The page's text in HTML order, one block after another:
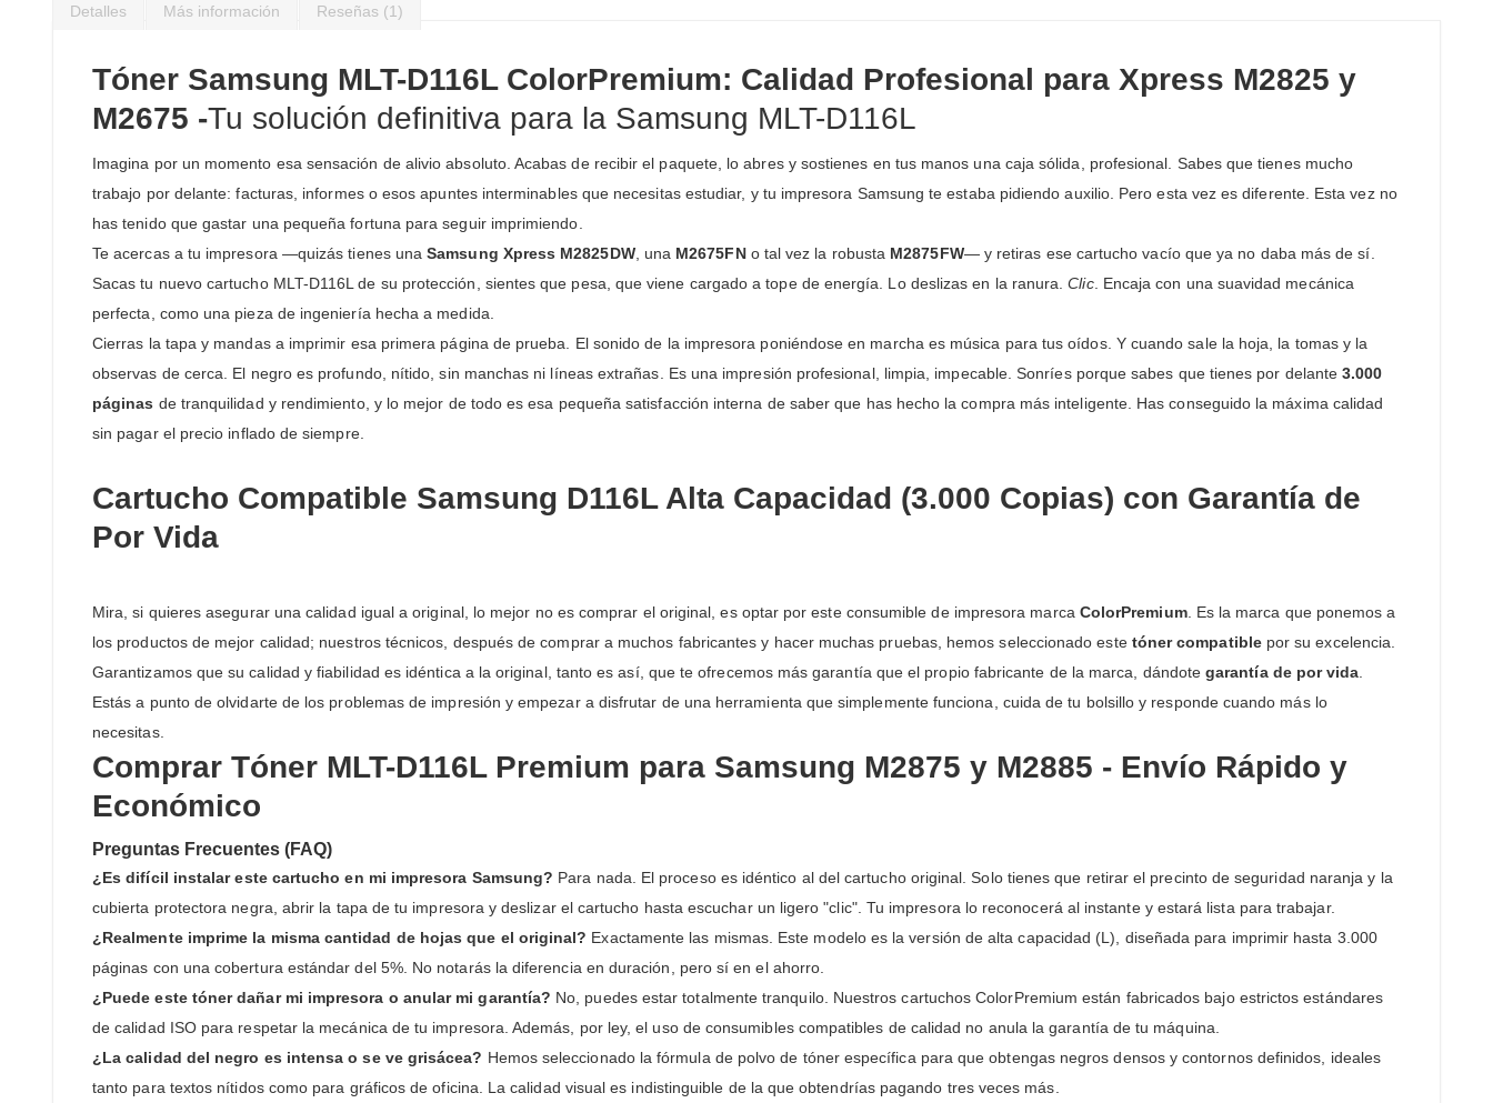
comienzo
imágenes
Detalles
Tóner Samsung MLT-D116L ColorPremium: Calidad Profesional para Xpress M2825 y
M2675 -Tu solución definitiva para la Samsung MLT-D116L
Imagina por un momento esa sensación de alivio absoluto. Acabas de recibir el paquete, lo abres y sostienes en tus manos una caja sólida, profesional. Sabes que tienes mucho
trabajo por delante: facturas, informes o esos apuntes interminables que necesitas estudiar, y tu impresora Samsung te estaba pidiendo auxilio. Pero esta vez es diferente. Esta vez no
has tenido que gastar una pequeña fortuna para seguir imprimiendo.
Te acercas a tu impresora —quizás tienes unaSamsung Xpress M2825DW, una M2675FNo tal vez la robusta M2875FW— y retiras ese cartucho vacío que ya no daba más de sí.
Sacas tu nuevo cartucho MLT-D116L de su protección, sientes que pesa, que viene cargado a tope de energía. Lo deslizas en la ranura.Clic. Encaja con una suavidad mecánica
perfecta, como una pieza de ingeniería hecha a medida.
Cierras la tapa y mandas a imprimir esa primera página de prueba. El sonido de la impresora poniéndose en marcha es música para tus oídos. Y cuando sale la hoja, la tomas y la
observas de cerca. El negro es profundo, nítido, sin manchas ni líneas extrañas. Es una impresión profesional, limpia, impecable. Sonríes porque sabes que tienes por delante3.000
páginas de tranquilidad y rendimiento, y lo mejor de todo es esa pequeña satisfacción interna de saber que has hecho la compra más inteligente. Has conseguido la máxima calidad
sin pagar el precio inflado de siempre.
Cartucho Compatible Samsung D116L Alta Capacidad (3.000 Copias) con Garantía de
Por Vida
Mira, si quieres asegurar una calidad igual a original, lo mejor no es comprar el original, es optar por este consumible de impresora marca ColorPremium. Es la marca que ponemos a
los productos de mejor calidad; nuestros técnicos, después de comprar a muchos fabricantes y hacer muchas pruebas, hemos seleccionado este tóner compatiblepor su excelencia.
Garantizamos que su calidad y fiabilidad es idéntica a la original, tanto es así, que te ofrecemos más garantía que el propio fabricante de la marca, dándotegarantía de por vida
Estás a punto de olvidarte de los problemas de impresión y empezar a disfrutar de una herramienta que simplemente funciona, cuida de tu bolsillo y responde cuando más lo
necesitas.
Comprar Tóner MLT-D116L Premium para Samsung M2875 y M2885 - Envío Rápido y
Económico
Preguntas Frecuentes (FAQ)
¿Es difícil instalar este cartucho en mi impresora Samsung? Para nada. El proceso es idéntico al del cartucho original. Solo tienes que retirar el precinto de seguridad naranja y la
cubierta protectora negra, abrir la tapa de tu impresora y deslizar el cartucho hasta escuchar un ligero "clic". Tu impresora lo reconocerá al instante y estará lista para trabajar.
¿Realmente imprime la misma cantidad de hojas que el original? Exactamente las mismas. Este modelo es la versión de alta capacidad (L), diseñada para imprimir hasta 3.000
páginas con una cobertura estándar del 5%. No notarás la diferencia en duración, pero sí en el ahorro.
¿Puede este tóner dañar mi impresora o anular mi garantía? No, puedes estar totalmente tranquilo. Nuestros cartuchos ColorPremium están fabricados bajo estrictos estándares
de calidad ISO para respetar la mecánica de tu impresora. Además, por ley, el uso de consumibles compatibles de calidad no anula la garantía de tu máquina.
¿La calidad del negro es intensa o se ve grisácea? Hemos seleccionado la fórmula de polvo de tóner específica para que obtengas negros densos y contornos definidos, ideales
tanto para textos nítidos como para gráficos de oficina. La calidad visual es indistinguible de la que obtendrías pagando tres veces más.
Más información Reseñas 1